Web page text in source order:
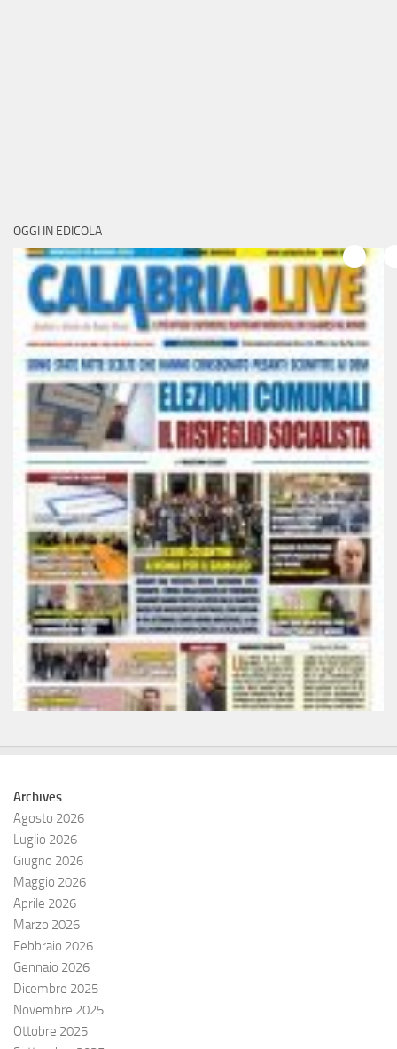
OGGI IN EDICOLA
Archives
Agosto 2026
Luglio 2026
Giugno 2026
Maggio 2026
Aprile 2026
Marzo 2026
Febbraio 2026
Gennaio 2026
Dicembre 2025
Novembre 2025
Ottobre 2025